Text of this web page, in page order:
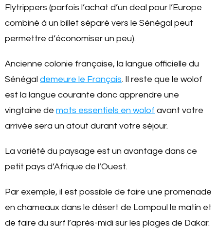
Flytrippers (parfois l’achat d’un deal pour l’Europe
combiné à un billet séparé vers le Sénégal peut
permettre d’économiser un peu).
Ancienne colonie française, la langue officielle du
Sénégal demeure le Français. Il reste que le wolof
est la langue courante donc apprendre une
vingtaine de mots essentiels en wolof avant votre
arrivée sera un atout durant votre séjour.
La variété du paysage est un avantage dans ce
petit pays d’Afrique de l’Ouest.
Par exemple, il est possible de faire une promenade
en chameaux dans le désert de Lompoul le matin et
de faire du surf l’après-midi sur les plages de Dakar.